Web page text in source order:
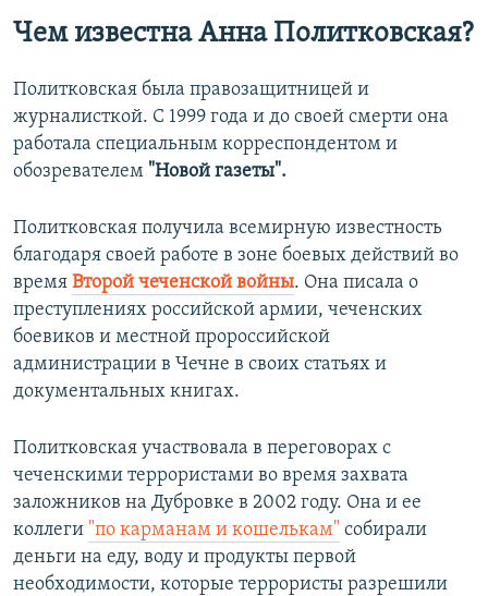
Чем известна Анна Политковская?
Политковская была правозащитницей и
журналисткой. С 1999 года и до своей смерти она
работала специальным корреспондентом и
обозревателем "Новой газеты".
Политковская получила всемирную известность
благодаря своей работе в зоне боевых действий во
время Второй чеченской войны. Она писала о
преступлениях российской армии, чеченских
боевиков и местной пророссийской
администрации в Чечне в своих статьях и
документальных книгах.
Политковская участвовала в переговорах с
чеченскими террористами во время захвата
заложников на Дубровке в 2002 году. Она и ее
коллеги "по карманам и кошелькам" собирали
деньги на еду, воду и продукты первой
необходимости, которые террористы разрешили